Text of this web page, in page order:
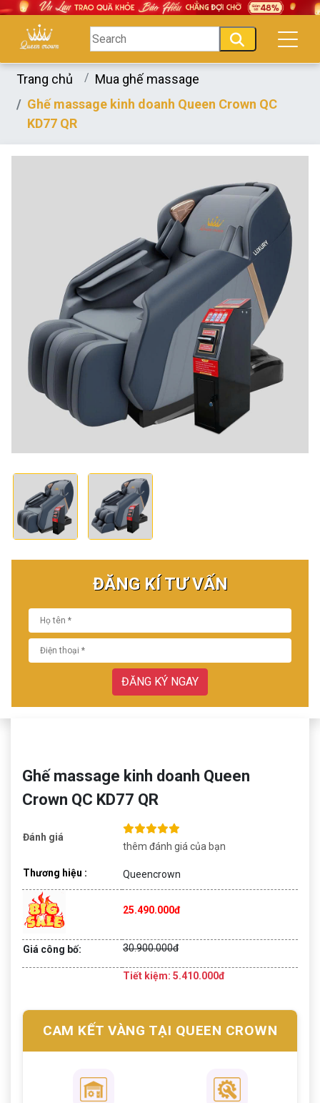
Trang chủ
Mua ghế massage
Ghế massage kinh doanh Queen Crown QC
KD77 QR
ĐĂNG KÍ TƯ VẤN
ĐĂNG KÝ NGAY
Ghế massage kinh doanh Queen
Crown QC KD77 QR
Đánh giá
thêm đánh giá của bạn
Thương hiệu : Queencrown
25.490.000đ
Giá công bố: 30.900.000đ
Tiết kiệm: 5.410.000đ
CAM KẾT VÀNG TẠI QUEEN CROWN